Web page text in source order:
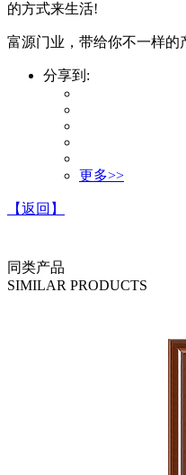
的方式来生活!
富源门业，带给你不一样的
分享到:
更多>>
【返回】
同类产品
SIMILAR PRODUCTS